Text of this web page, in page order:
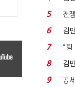
'1
5
전
에
6
김
청
7
"팀
주
8
김
위
9
공